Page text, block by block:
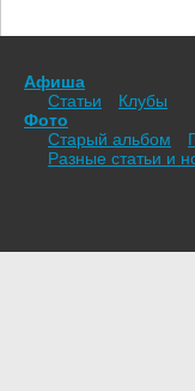
Афиша
Статьи
Клубы
Фото
Старый альбом
Разные статьи и